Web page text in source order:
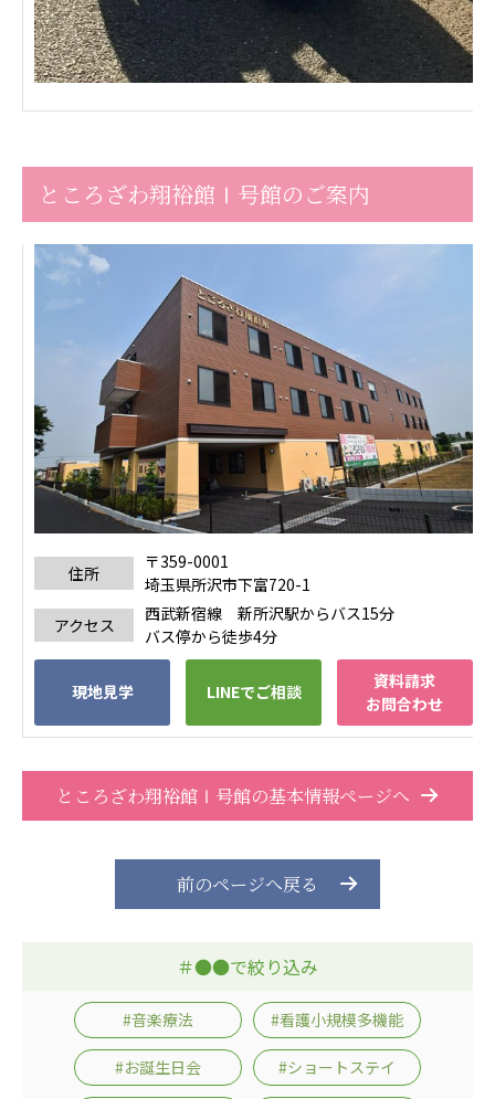
株式会社エネクト 株式会社 G.com R＆M
海外
海外グループ会社
共生（大連）商務諮詢有限公司
台灣善合股份有限公司
Angkor-Japan Friendship International
Hospital
クヴィアン小学校・カンボジア日本友好共生クヴ
カンボジア日本友好技術教育センター
G-COM JOINT STOCK COMPANY
海外子会社・合弁会社
瀋陽長者会
上海介護施設
広州谷豊園
ところざわ翔裕館Ⅰ号館のご案内
住所
〒359-0001
埼玉県所沢市下富720-1
アクセス
西武新宿線 新所沢駅からバス15分
バス停から徒歩4分
現地見学 LINEでご相談
資料請求
お問合わせ
ところざわ翔裕館Ⅰ号館の基本情報ページへ
前のページへ戻る
＃●●で絞り込み
#音楽療法 #看護小規模多機能
#お誕生日会 #ショートステイ